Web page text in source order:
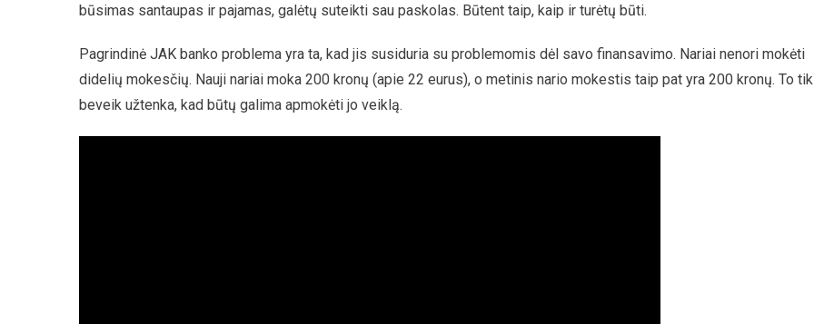
būsimas santaupas ir pajamas, galėtų suteikti sau paskolas. Būtent taip, kaip ir turėtų būti.
Pagrindinė JAK banko problema yra ta, kad jis susiduria su problemomis dėl savo finansavimo. Nariai nenori mokėti
didelių mokesčių. Nauji nariai moka 200 kronų (apie 22 eurus), o metinis nario mokestis taip pat yra 200 kronų. To tik
beveik užtenka, kad būtų galima apmokėti jo veiklą.